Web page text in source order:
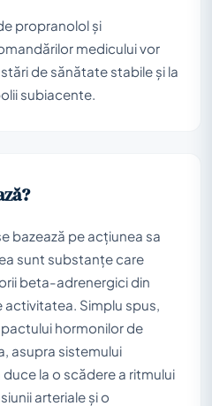
propranolol și
medicului vor
de sănătate stabile și la
subiacente.
bazează pe acțiunea sa
sunt substanțe care
beta-adrenergici din
Simplu spus,
hormonilor de
asupra sistemului
la o scădere a ritmului
arteriale și o